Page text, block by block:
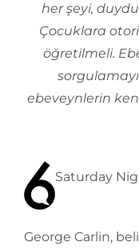
her şeyi,
Çocuklara
öğretilmeli.
ebeveynlerin
Saturday
George Carlin,